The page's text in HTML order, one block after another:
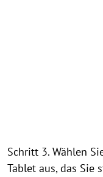
Schritt 3. Wählen
Tablet aus, das Sie